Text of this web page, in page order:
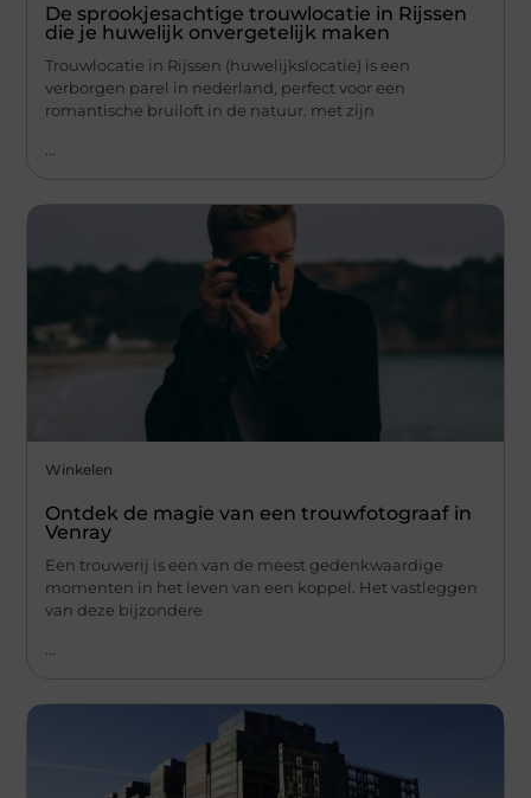
De sprookjesachtige trouwlocatie in Rijssen
die je huwelijk onvergetelijk maken
Trouwlocatie in Rijssen (huwelijkslocatie) is een
verborgen parel in nederland, perfect voor een
romantische bruiloft in de natuur. met zijn
Winkelen
Ontdek de magie van een trouwfotograaf in
Venray
Een trouwerij is een van de meest gedenkwaardige
momenten in het leven van een koppel. Het vastleggen
van deze bijzondere
...